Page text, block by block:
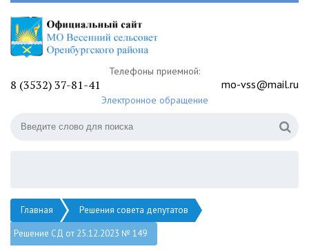
Телефоны приемной:
8 (3532) 37-81-41 mo-vss@mail.ru
Электронное обращение
Главная
Решения совета депутатов
Решение СД от 25.12.2023 № 149